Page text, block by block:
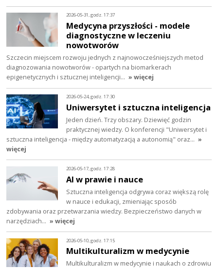
2026-05-31, godz. 17:37
Medycyna przyszłości - modele
diagnostyczne w leczeniu
nowotworów
Szczecin miejscem rozwoju jednych z najnowocześniejszych metod
diagnozowania nowotworów - opartych na biomarkerach
epigenetycznych i sztucznej inteligencji… » więcej
2026-05-24, godz. 17:30
Uniwersytet i sztuczna inteligencja
Jeden dzień. Trzy obszary. Dziewięć godzin
praktycznej wiedzy. O konferencji "Uniwersytet i
sztuczna inteligencja - między automatyzacją a autonomią" oraz… »
więcej
2026-05-17, godz. 17:28
AI w prawie i nauce
Sztuczna inteligencja odgrywa coraz większą rolę
w nauce i edukacji, zmieniając sposób
zdobywania oraz przetwarzania wiedzy. Bezpieczeństwo danych w
narzędziach… » więcej
2026-05-10, godz. 17:15
Multikulturalizm w medycynie
Multikulturalizm w medycynie i naukach o zdrowiu